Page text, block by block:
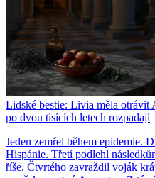
Lidské bestie: Livia měla otrávit
po dvou tisících letech rozpadají
Jeden zemřel během epidemie.
Hispánie. Třetí podlehl
říše. Čtvrtého zavraždil voják